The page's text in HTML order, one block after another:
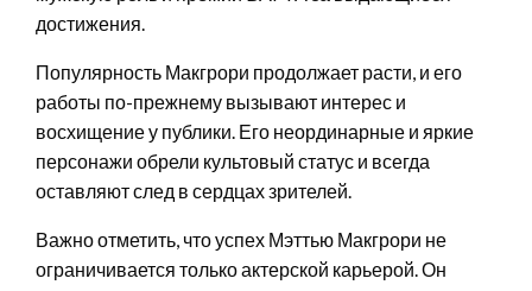
достижения.
Популярность Макгрори продолжает расти, и его
работы по-прежнему вызывают интерес и
восхищение у публики. Его неординарные и яркие
персонажи обрели культовый статус и всегда
оставляют след в сердцах зрителей.
Важно отметить, что успех Мэттью Макгрори не
ограничивается только актерской карьерой. Он